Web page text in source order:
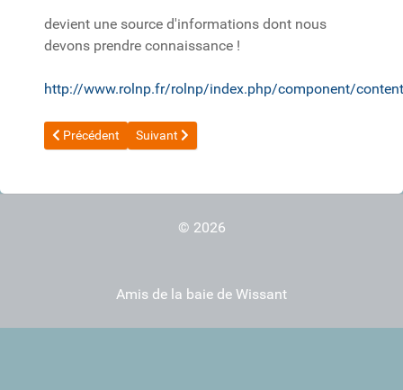
devient une source d'informations dont nous
devons prendre connaissance !
http://www.rolnp.fr/rolnp/index.php/component/
Article précédent : 20190900_Lettre Cotes et Mer_sept 2019
Précédent Article suivant : 20161202_RONLP_Le transit
Suivant
© 2026
Amis de la baie de Wissant